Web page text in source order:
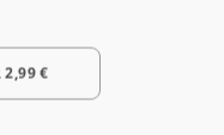
2,99 €